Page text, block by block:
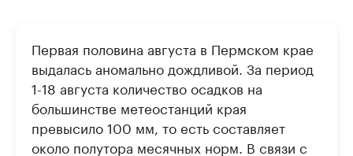
Первая половина августа в Пермском крае
выдалась аномально дождливой. За период
1-18 августа количество осадков на
большинстве метеостанций края
превысило 100 мм, то есть составляет
около полутора месячных норм. В связи с